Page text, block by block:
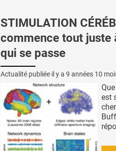
STIMULATION
commence tout juste
qui se passe
Actualité publiée il y a 9 années 10
est